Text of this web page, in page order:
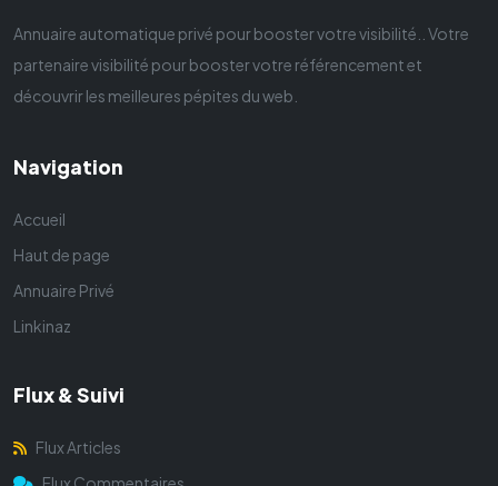
Annuaire automatique privé pour booster votre visibilité.. Votre
partenaire visibilité pour booster votre référencement et
découvrir les meilleures pépites du web.
Navigation
Accueil
Haut de page
Annuaire Privé
Linkinaz
Flux & Suivi
Flux Articles